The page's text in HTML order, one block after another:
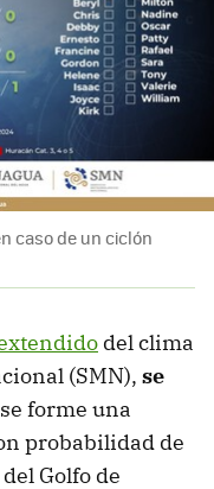
caso de un ciclón
del clima
(SMN), se
se forme una
probabilidad de
Golfo de